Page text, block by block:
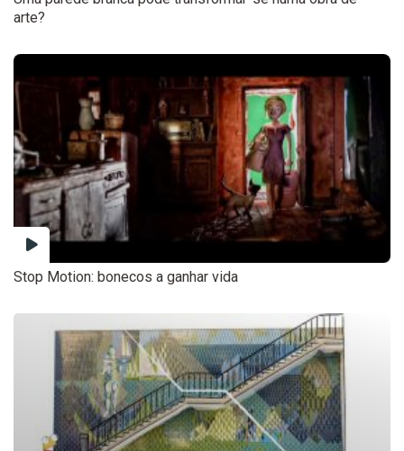
arte?
Stop Motion: bonecos a ganhar vida